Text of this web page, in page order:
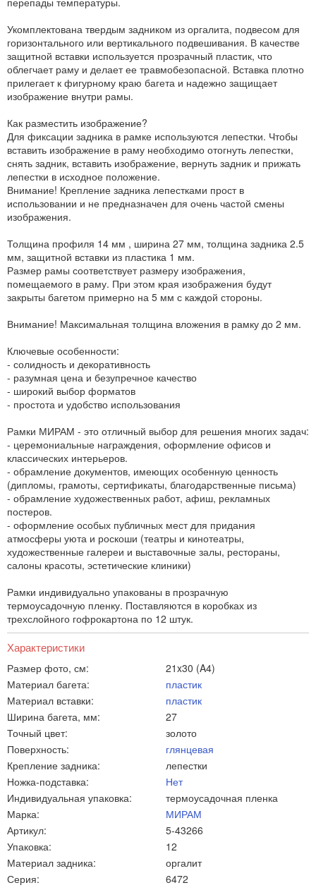
Укомплектована твердым задником из оргалита, подвесом для
горизонтального или вертикального подвешивания. В качестве
защитной вставки используется прозрачный пластик, что
облегчает раму и делает ее травмобезопасной. Вставка плотно
прилегает к фигурному краю багета и надежно защищает
изображение внутри рамы.
Как разместить изображение?
Для фиксации задника в рамке используются лепестки. Чтобы
вставить изображение в раму необходимо отогнуть лепестки,
снять задник, вставить изображение, вернуть задник и прижать
лепестки в исходное положение.
Внимание! Крепление задника лепестками прост в
использовании и не предназначен для очень частой смены
изображения.
Толщина профиля 14 мм , ширина 27 мм, толщина задника 2.5
мм, защитной вставки из пластика 1 мм.
Размер рамы соответствует размеру изображения,
помещаемого в раму. При этом края изображения будут
закрыты багетом примерно на 5 мм с каждой стороны.
Внимание! Максимальная толщина вложения в рамку до 2 мм.
Ключевые особенности:
- солидность и декоративность
- разумная цена и безупречное качество
- широкий выбор форматов
- простота и удобство использования
Рамки МИРАМ - это отличный выбор для решения многих задач:
- церемониальные награждения, оформление офисов и
классических интерьеров.
- обрамление документов, имеющих особенную ценность
(дипломы, грамоты, сертификаты, благодарственные письма)
- обрамление художественных работ, афиш, рекламных
постеров.
- оформление особых публичных мест для придания
атмосферы уюта и роскоши (театры и кинотеатры,
художественные галереи и выставочные залы, рестораны,
салоны красоты, эстетические клиники)
Рамки индивидуально упакованы в прозрачную
термоусадочную пленку. Поставляются в коробках из
трехслойного гофрокартона по 12 штук.
Характеристики
Размер фото, см:
21x30 (A4)
Материал багета:
пластик
Материал вставки:
пластик
Ширина багета, мм:
27
Точный цвет:
золото
Поверхность:
глянцевая
Крепление задника:
лепестки
Ножка-подставка:
Нет
Индивидуальная упаковка:
термоусадочная пленка
Марка:
МИРАМ
Артикул:
5-43266
Упаковка:
12
Материал задника:
оргалит
Серия:
6472